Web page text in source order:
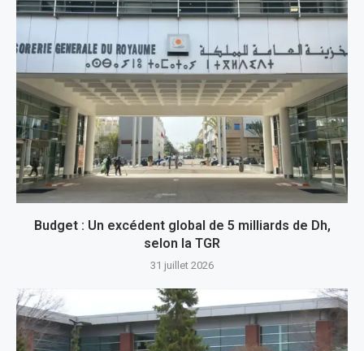
Budget : Un excédent global de 5 milliards de Dh,
selon la TGR
31 juillet 2026